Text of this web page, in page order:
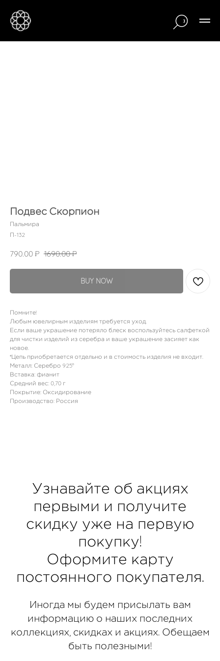
Подвес Скорпион
Пальмира
П-132
790.00 ₽ 1690.00 ₽
BUY NOW
Помните!
Любым ювелирным изделиям требуется уход.
Если ваше украшение потеряло блеск воспользуйтесь салфеткой
для чистки изделий из серебра и ваше украшение засияет как
новое.
*Цепь приобретается отдельно и в стоимость изделия не входит.
Металл: Серебро 925°
Вставка: фианит
Средний вес: 0,70 г
Покрытие: Оксидирование
Производство: Россия
Узнавайте об акциях
первыми и получите
скидку уже на первую
покупку!
Оформите карту
постоянного покупателя.
Иногда мы будем присылать вам
информацию о наших последних
коллекциях, скидках и акциях. Обещаем
быть полезными!